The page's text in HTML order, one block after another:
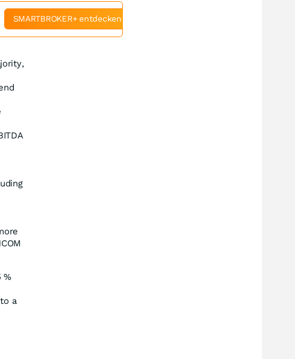
%
a
SMARTBROKER+ entdecken